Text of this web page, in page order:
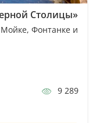
Столицы»
Фонтанке и
9 289